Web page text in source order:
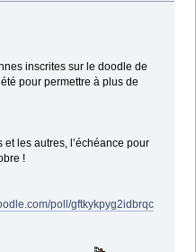
inscrites sur le doodle de
pour permettre à plus de
les autres, l’échéance pour
!
poll/gftkykpyg2idbrqc